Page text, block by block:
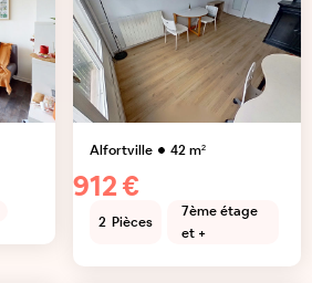
Alfortville 42m²
912 €
2 Pièces
7ème étage
et +